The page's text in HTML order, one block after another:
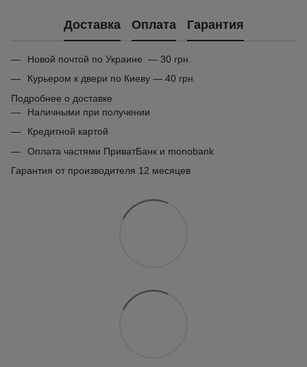
Доставка Оплата Гарантия
Новой почтой по Украине — 30 грн.
Курьером к двери по Киеву — 40 грн.
Подробнее о доставке
Наличными при получении
Кредитной картой
Оплата частями ПриватБанк и monobank
Гарантия от производителя 12 месяцев